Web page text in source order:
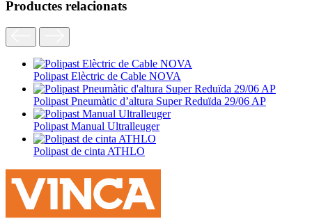
Productes relacionats
Polipast Elèctric de Cable NOVA
Polipast Pneumàtic d’altura Super Reduïda 29/06 AP
Polipast Manual Ultralleuger
Polipast de cinta ATHLO